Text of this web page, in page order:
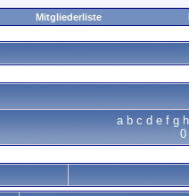
Mitgliederliste
a b c d e f g h
0